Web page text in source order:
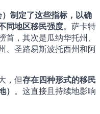
制定了这些指标，以确
同地区移民强度。萨卡特
，其次是瓜纳华托州、
、圣路易斯波托西州和阿
，但存在四种形式的移民
） 。这直接且持续地影响